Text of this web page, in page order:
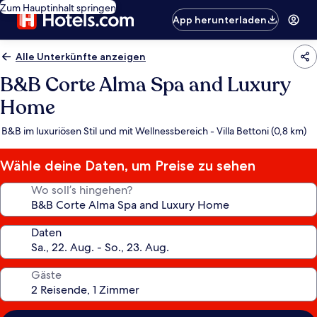
Zum Hauptinhalt springen
App herunterladen
Alle Unterkünfte anzeigen
B&B Corte Alma Spa and Luxury
Home
B&B im luxuriösen Stil und mit Wellnessbereich - Villa Bettoni (0,8 km)
Wähle deine Daten, um Preise zu sehen
Wo soll’s hingehen?
Daten
Gäste